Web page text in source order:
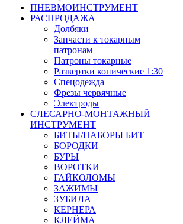
ПНЕВМОИНСТРУМЕНТ
РАСПРОДАЖА
Долбяки
Запчасти к токарным
патронам
Патроны токарные
Развертки конические 1:30
Спецодежда
Фрезы червячные
Электроды
СЛЕСАРНО-МОНТАЖНЫЙ
ИНСТРУМЕНТ
БИТЫ/НАБОРЫ БИТ
БОРОДКИ
БУРЫ
ВОРОТКИ
ГАЙКОЛОМЫ
ЗАЖИМЫ
ЗУБИЛА
КЕРНЕРА
КЛЕЙМА